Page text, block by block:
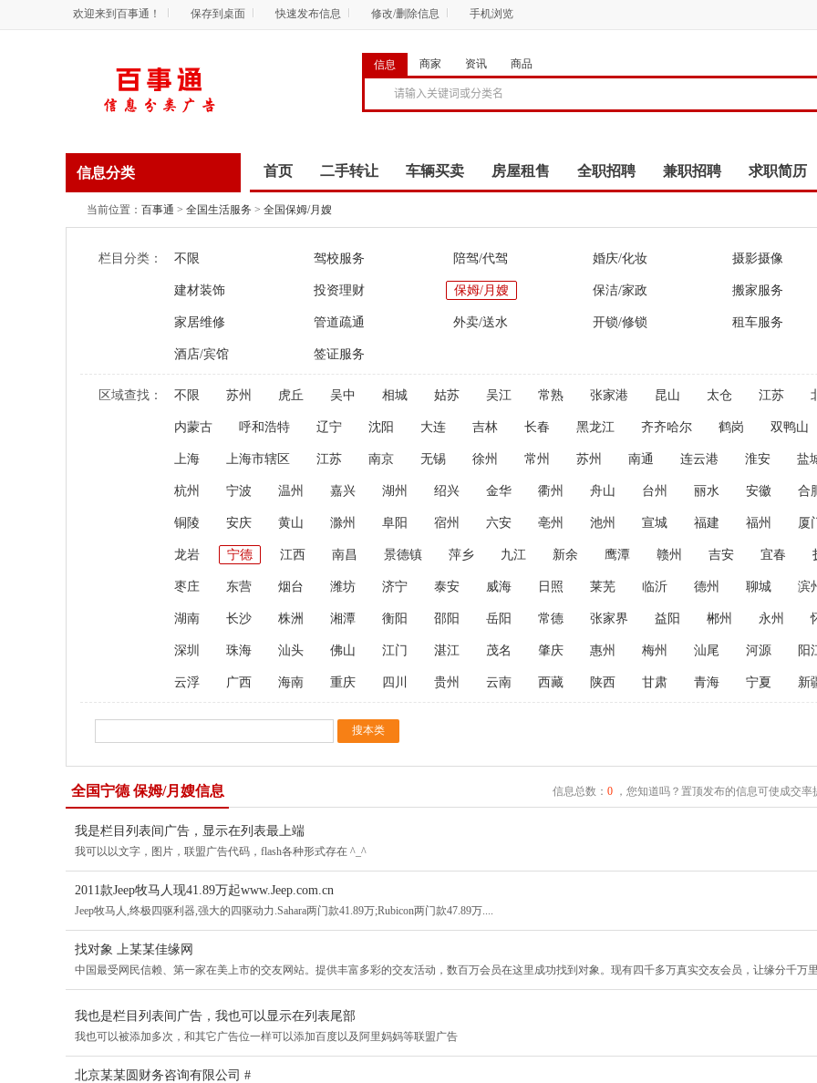
欢迎来到百事通！ 保存到桌面 快速发布信息 修改/删除信息 手机浏览
信息 商家 资讯 商品
信息分类 首页 二手转让 车辆买卖 房屋租售 全职招聘 兼职招聘 求职简历
商务服务
当前位置： 百事通 > 全国生活服务 > 全国保姆/月嫂
栏目分类： 不限 驾校服务 陪驾/代驾 婚庆/化妆 摄影摄像
建材装饰 投资理财 保姆/月嫂 保洁/家政 搬家服务
家居维修 管道疏通 外卖/送水 开锁/修锁 租车服务
酒店/宾馆 签证服务
区域查找： 不限 苏州 虎丘 吴中 相城 姑苏 吴江 常熟 张家港 昆山 太仓 江苏
内蒙古 呼和浩特 辽宁 沈阳 大连 吉林 长春 黑龙江 齐齐哈尔 鹤岗 双鸭山
上海 上海市辖区 江苏 南京 无锡 徐州 常州 苏州 南通 连云港 淮安 盐
杭州 宁波 温州 嘉兴 湖州 绍兴 金华 衢州 舟山 台州 丽水 安徽 合
铜陵 安庆 黄山 滁州 阜阳 宿州 六安 亳州 池州 宣城 福建 福州 厦
龙岩 宁德 江西 南昌 景德镇 萍乡 九江 新余 鹰潭 赣州 吉安 宜春
枣庄 东营 烟台 潍坊 济宁 泰安 威海 日照 莱芜 临沂 德州 聊城 滨
湖南 长沙 株洲 湘潭 衡阳 邵阳 岳阳 常德 张家界 益阳 郴州 永州
深圳 珠海 汕头 佛山 江门 湛江 茂名 肇庆 惠州 梅州 汕尾 河源 阳
云浮 广西 海南 重庆 四川 贵州 云南 西藏 陕西 甘肃 青海 宁夏 新
全国宁德 保姆/月嫂信息 信息总数： 0，您知道吗？置顶发布的信息可使成交率
我是栏目列表间广告，显示在列表最上端
我可以以文字，图片，联盟广告代码，flash各种形式存在 ^_^
2011款Jeep牧马人现41.89万起www.Jeep.com.cn
Jeep牧马人,终极四驱利器,强大的四驱动力.Sahara两门款41.89万;Rubicon两门款47.89万....
找对象 上某某佳缘网
中国最受网民信赖、第一家在美上市的交友网站。提供丰富多彩的交友活动，数百万会员在这里成功找到对象。现有四千多万真实交友会员，让缘分千万
我也是栏目列表间广告，我也可以显示在列表尾部
我也可以被添加多次，和其它广告位一样可以添加百度以及阿里妈妈等联盟广告
北京某某圆财务咨询有限公司 #